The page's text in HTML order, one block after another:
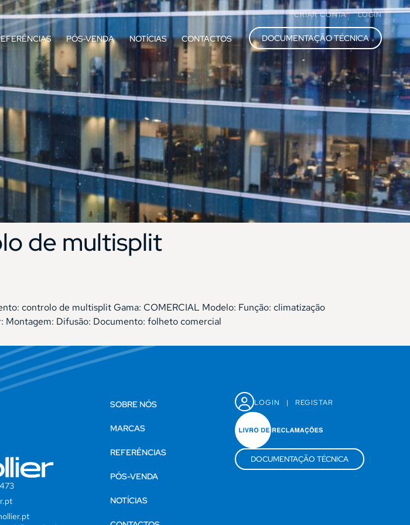
CRIAR CONTA LOGIN
PÓS-VENDA NOTÍCIAS CONTACTOS DOCUMENTAÇÃO TÉCNICA
de multisplit
controlo de multisplit Gama: COMERCIAL Modelo: Função: climatização
Montagem: Difusão: Documento: folheto comercial
SOBRE NÓS
MARCAS
REFERÊNCIAS
PÓS-VENDA
NOTÍCIAS
LOGIN | REGISTAR
DOCUMENTAÇÃO TÉCNICA